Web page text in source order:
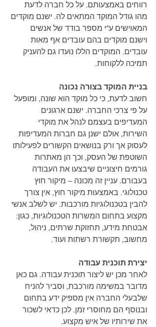
רווחים באמצעותם. על כל חברה לדעת
מהו גודל המוקד המתאים לה. ישנם מוקדים
המאוישים ע"י מספר בודד של אנשים
וישנם מוקדים בהם עובדים אף מאות
עובדים. המוקדים הללו נועדו גם להעניק
תמיכה ללקוחות.
בניית המוקד בצורה נכונה
חשוב לדעת, כי כל מוקד הוא שונה, ומופעל
על פי צרכי החברה. ישנם ארגונים
המעדיפים בעצמם לנהל את מוקדי
השירות, אולם ישנן גם חברות המעדיפות
לעסוק אך ורק בנושאים הקשורים לפעילותו
השוטפת של העסק, וכך הן מאתרות
גורמים חיצוניים שיבצעו את העבודה
בעבורם. עניין זה מכונה – מיקור חוץ
טכנולוגי. באמצעות מיקור חוץ, אין צורך
להבין בטכנולוגיות מורכבות. יש לשלב אנשי
מקצוע בתחום המשרות הטכנולוגיות, כגון:
אבטחת מידע, תחזוקת שרתים, ניהול,
מחשוב, תקשורת רשתות ועוד.
יצירת תוכנית עבודה
לאחר מכן יש ליצור תוכנית עבודה. גם כאן
מדובר במשימה מורכבת, וסביר להניח
שלבעלי החברה אין מספיק ידע בתחום
ובנוסף הם מחוסרי זמן. לכן כדאי לשכור
את שירותיו של איש מקצוע.